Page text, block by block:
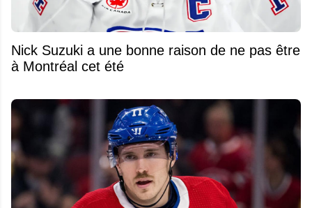
Nick Suzuki a une bonne raison de ne pas être
à Montréal cet été